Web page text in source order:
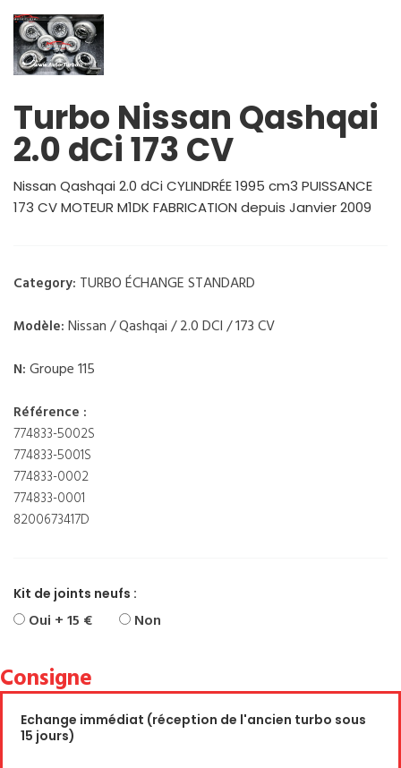
Turbo Nissan Qashqai
2.0 dCi 173 CV
Nissan Qashqai 2.0 dCi CYLINDRÉE 1995 cm3 PUISSANCE
173 CV MOTEUR M1DK FABRICATION depuis Janvier 2009
Category: TURBO ÉCHANGE STANDARD
Modèle: Nissan / Qashqai / 2.0 DCI / 173 CV
N: Groupe 115
Référence :
774833-5002S
774833-5001S
774833-0002
774833-0001
8200673417D
Kit de joints neufs :
Oui + 15 € Non
Consigne
Echange immédiat (réception de l'ancien turbo sous
15 jours)